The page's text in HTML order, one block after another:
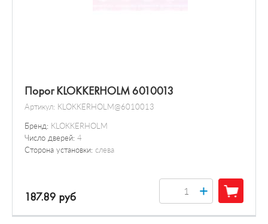
Порог KLOKKERHOLM 6010013
Артикул: KLOKKERHOLM@6010013
Бренд: KLOKKERHOLM
Число дверей: 4
Сторона установки: слева
187.89 руб +